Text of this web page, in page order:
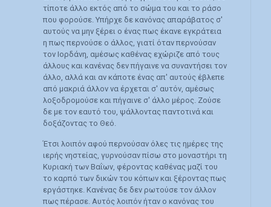
τίποτε άλλο εκτός από το σώμα του και το ράσο
που φορούσε. Υπήρχε δε κανόνας απαράβατος σ'
αυτούς να μην ξέρει ο ένας πως έκανε εγκράτεια
η πως περνούσε ο άλλος, γιατί όταν περνούσαν
τον Ιορδάνη, αμέσως καθένας εχώριζε από τους
άλλους και κανένας δεν πήγαινε να συναντήσει τον
άλλο, αλλά και αν κάποτε ένας απ' αυτούς έβλεπε
από μακριά άλλον να έρχεται σ' αυτόν, αμέσως
λοξοδρομούσε και πήγαινε σ' άλλο μέρος. Ζούσε
δε με τον εαυτό του, ψάλλοντας παντοτινά και
δοξάζοντας το Θεό.
Έτσι λοιπόν αφού περνούσαν όλες τις ημέρες της
ιερής νηστείας, γυρνούσαν πίσω στο μοναστήρι τη
Κυριακή των Βαΐων, φέροντας καθένας μαζί του
το καρπό των δικών του κόπων και ξέροντας πως
εργάστηκε. Κανένας δε δεν ρωτούσε τον άλλον
πως πέρασε. Αυτός λοιπόν ήταν ο κανόνας του